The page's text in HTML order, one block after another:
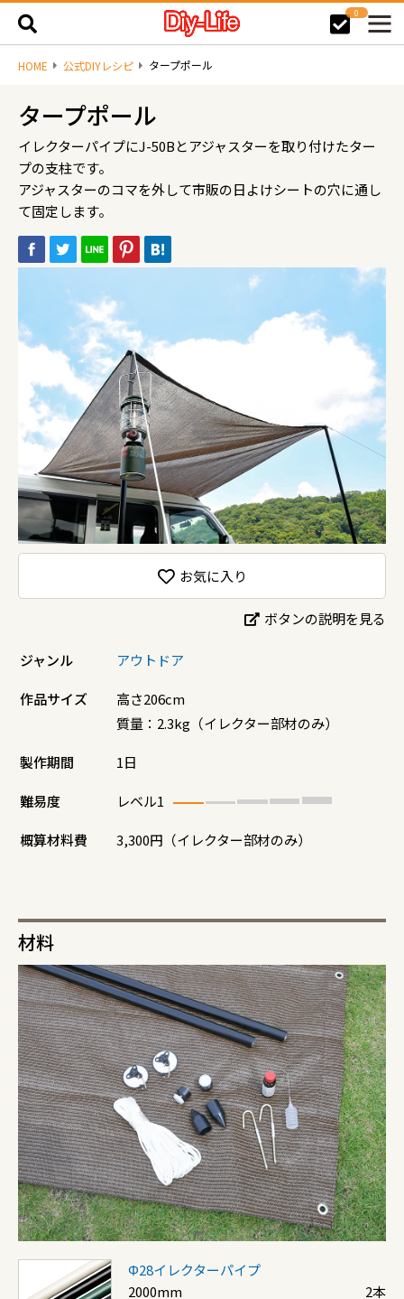
0
HOME 公式DIYレシピ タープポール
タープポール
イレクターパイプにJ-50Bとアジャスターを取り付けたター
プの支柱です。
アジャスターのコマを外して市販の日よけシートの穴に通し
て固定します。
お気に入り
ボタンの説明を見る
ジャンル アウトドア
作品サイズ
高さ206cm
質量：2.3kg（イレクター部材のみ）
製作期間 1日
難易度 レベル1
概算材料費 3,300円（イレクター部材のみ）
材料
Φ28イレクターパイプ
2000mm
2本